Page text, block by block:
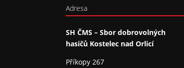
Adresa
SH ČMS – Sbor dobrovolných
hasičů Kostelec nad Orlicí
Příkopy 267